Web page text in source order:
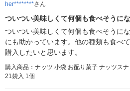
her********さん
ついつい美味しくて何個も食べそうに
ついつい美味しくて何個も食べそうに
にも助かっています。他の種類も食べ
購入したいと思います。
購入商品：ナッツ 小袋 お配り菓子 ナッツス
21袋入 1個